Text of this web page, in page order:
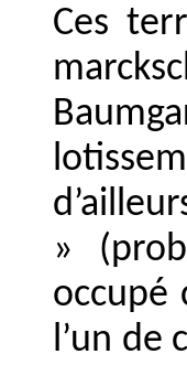
Ces
»
occupé
l’un de